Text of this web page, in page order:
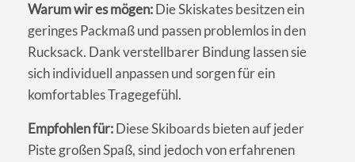
Warum wir es mögen:Die Skiskates besitzen ein
geringes Packmaß und passen problemlos in den
Rucksack. Dank verstellbarer Bindung lassen sie
sich individuell anpassen und sorgen für ein
komfortables Tragegefühl.
Empfohlen für:Diese Skiboards bieten auf jeder
Piste großen Spaß, sind jedoch von erfahrenen